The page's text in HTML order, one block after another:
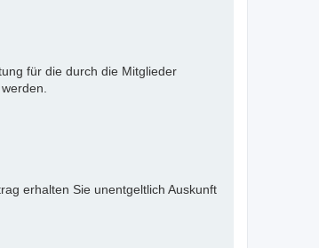
für die durch die Mitglieder
erhalten Sie unentgeltlich Auskunft